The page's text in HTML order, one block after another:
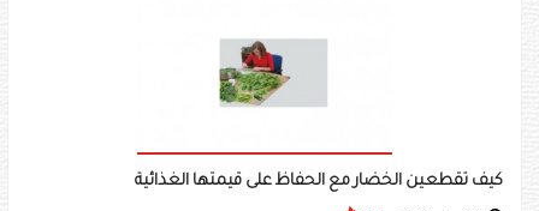
كيف تقطعين الخضار مع الحفاظ على قيمتها الغذائية